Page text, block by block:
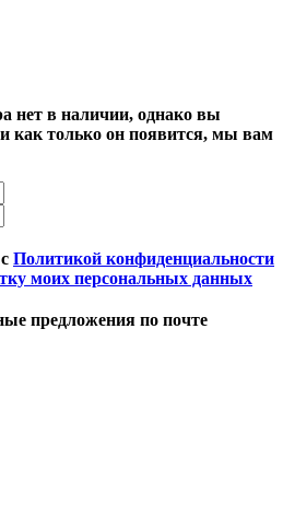
нет в наличии, однако вы
как только он появится, мы вам
Политикой конфиденциальности
моих персональных данных
предложения по почте